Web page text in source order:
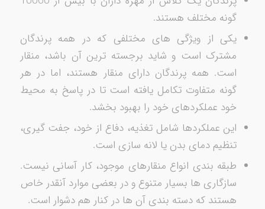
گونه مختلف هستند.
یکی از ویژگی­ های مختلفی که در همه پرندگان
مشترک است و شاید برجسته ترین آن باشد، منقار
است. همه پرندگان دارای منقار هستند، اما در هر
گونه متفاوت تکامل یافته است تا در پاسخ به محیط
خود عملکردهای خود را بهبود بخشد.
این عملکردها شامل تغذیه، دفاع از خود، جفت گیری،
تنظیم دمای بدن یا لانه سازی است.
طبقه بندی انواع منقارهای موجود، کار آسانی نیست.
سازگاری­ ها بسیار متنوع و در بعضی موارد آنقدر خاص
هستند که دسته بندی آن ­ها در کنار هم دشوار است.